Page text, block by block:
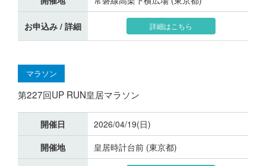
お申込み / 詳細 詳細はこちら
マラソン
第227回UP RUN皇居マラソン
開催日
2026/04/19(日)
開催地
皇居時計台前 (東京都)